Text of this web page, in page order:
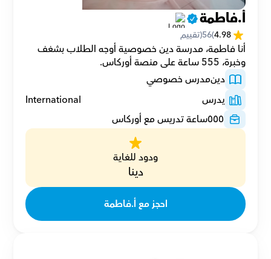
أ.فاطمة
4.98
(
56(تقييم
وخبرة، 555 ساعة على منصة أوركاس.
دينمدرس خصوصي
يدرس
International
٥٥٥ساعة تدريس مع أوركاس
ودود للغاية
دينا
احجز مع أ.فاطمة